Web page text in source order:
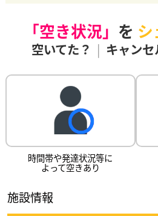
「空き状況」 を シ
空いてた？ | キャン
時間帯や発達状況等に
よって空きあり
施設情報